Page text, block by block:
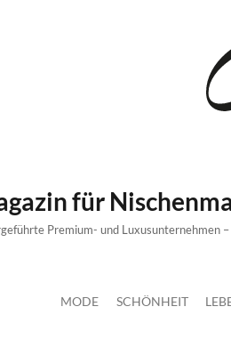
für
Premium- und Luxusunternehmen
MODE SCHÖNHEIT